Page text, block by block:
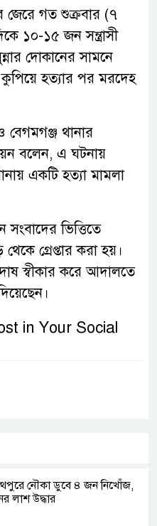
জেরে গত শুক্রবার (৭
১০-১৫ জন সন্ত্রাসী
দোকানের সামনে
কুপিয়ে হত্যার পর মরদেহ
বেগমগঞ্জ থানার
বলেন, এ ঘটনায়
একটি হত্যা মামলা
ভিত্তিতে
গ্রেপ্তার করা হয়।
স্বীকার করে আদালতে
in Your Social
নৌকা ডুবে ৪ জন নিখোঁজ,
লাশ উদ্ধার